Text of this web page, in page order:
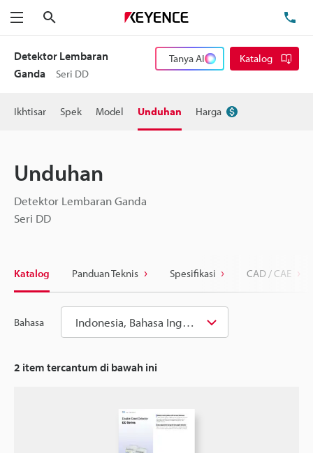
Menu
Detektor Lembaran
Ganda
Seri DD
Tanya AI Katalog
Ikhtisar Spek Model Unduhan Harga
Unduhan
Detektor Lembaran Ganda
Seri DD
Katalog Panduan Teknis Spesifikasi CAD / CAE
Bahasa Indonesia, Bahasa Inggris
2 item tercantum di bawah ini